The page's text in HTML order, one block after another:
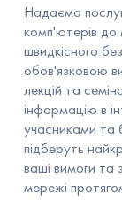
Надаємо
комп'ютерів до
швидкісного
обов'язковою
лекцій та
інформацію в
учасниками та
підберуть
ваші вимоги та
мережі